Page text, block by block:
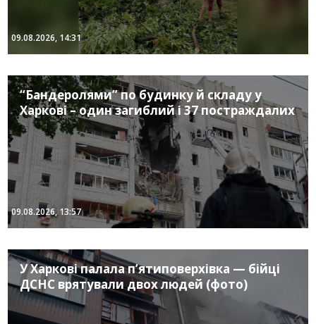
09.08.2026, 14:31
“Бандеролями” по будинку й складу у
Харкові – один загиблий і 37 постраждалих
09.08.2026, 13:57
У Харкові палала п’ятиповерхівка — бійці
ДСНС врятували двох людей (фото)